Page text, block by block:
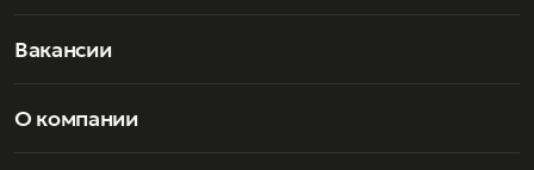
Вакансии
О компании